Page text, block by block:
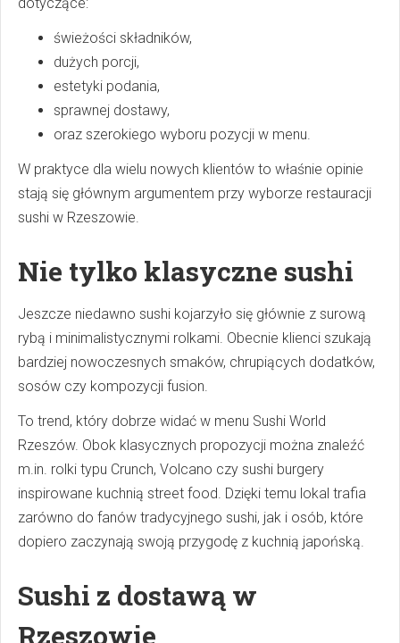
dotyczące:
świeżości składników,
dużych porcji,
estetyki podania,
sprawnej dostawy,
oraz szerokiego wyboru pozycji w menu.
W praktyce dla wielu nowych klientów to właśnie opinie
stają się głównym argumentem przy wyborze restauracji
sushi w Rzeszowie.
Nie tylko klasyczne sushi
Jeszcze niedawno sushi kojarzyło się głównie z surową
rybą i minimalistycznymi rolkami. Obecnie klienci szukają
bardziej nowoczesnych smaków, chrupiących dodatków,
sosów czy kompozycji fusion.
To trend, który dobrze widać w menu Sushi World
Rzeszów. Obok klasycznych propozycji można znaleźć
m.in. rolki typu Crunch, Volcano czy sushi burgery
inspirowane kuchnią street food. Dzięki temu lokal trafia
zarówno do fanów tradycyjnego sushi, jak i osób, które
dopiero zaczynają swoją przygodę z kuchnią japońską.
Sushi z dostawą w
Rzeszowie